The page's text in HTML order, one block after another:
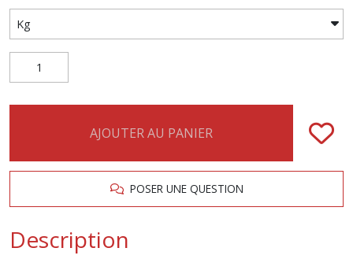
AJOUTER AU PANIER
POSER UNE QUESTION
Description